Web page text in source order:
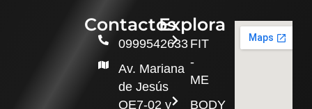
Contactos
0999542633
Av. Mariana
de Jesús
OE7-02 y
Explora
FIT
-
ME
BODY